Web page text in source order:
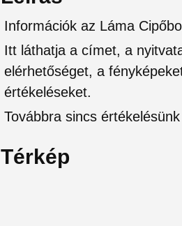
Információk az Láma
Itt láthatja a címet, a
elérhetőséget, a
értékeléseket.
Továbbra sincs
Térkép